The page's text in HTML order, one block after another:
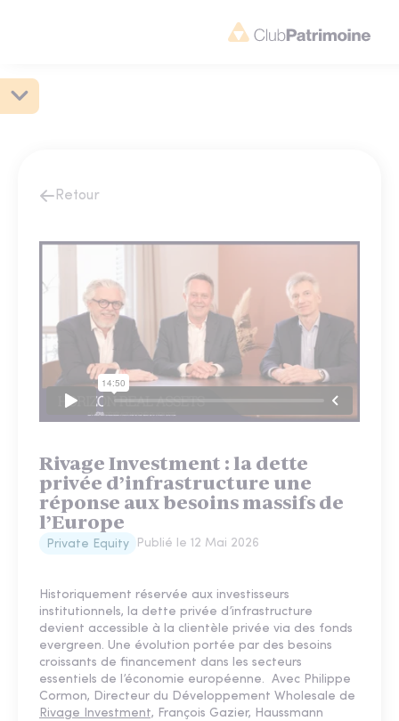
Retour
Rivage Investment : la dette
privée d’infrastructure une
réponse aux besoins massifs de
l’Europe
Private Equity Publié le 12 Mai 2026
Historiquement réservée aux investisseurs
institutionnels, la dette privée d’infrastructure
devient accessible à la clientèle privée via des fonds
evergreen. Une évolution portée par des besoins
croissants de financement dans les secteurs
essentiels de l’économie européenne. Avec Philippe
Cormon, Directeur du Développement Wholesale de
Rivage Investment, François Gazier, Haussmann